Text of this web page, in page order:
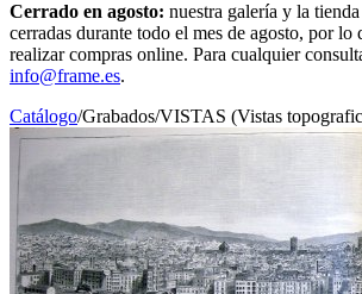
Cerrado en agosto: nuestra galería y la
cerradas durante todo el mes de agosto, por lo
realizar compras online. Para cualquier
info@frame.es.
Catálogo/Grabados/VISTAS (Vistas